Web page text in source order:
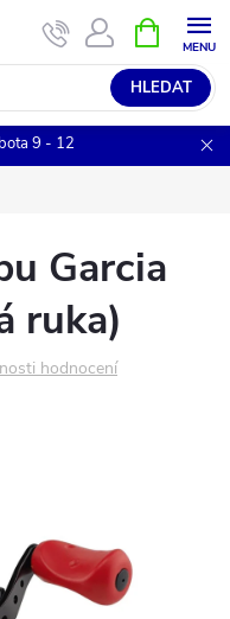
HLEDAT
NÁKUPNÍ
KOŠÍK
9 - 12
Garcia
ruka)
hodnocení